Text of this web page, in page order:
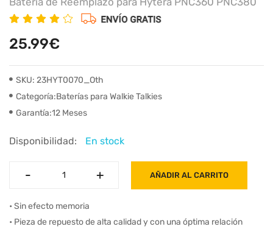
25.99€
SKU: 23HYT0070_Oth
Categoría:Baterías para Walkie Talkies
Garantía:12 Meses
Disponibilidad: En stock
- +
- + AÑADIR AL CARRITO
• Sin efecto memoria
• Pieza de repuesto de alta calidad y con una óptima relación